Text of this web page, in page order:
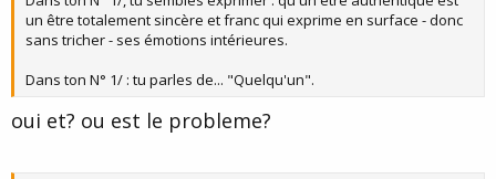
un être totalement sincère et franc qui exprime en surface - donc
sans tricher - ses émotions intérieures.
Dans ton N° 1/ : tu parles de... "Quelqu'un".
oui et? ou est le probleme?